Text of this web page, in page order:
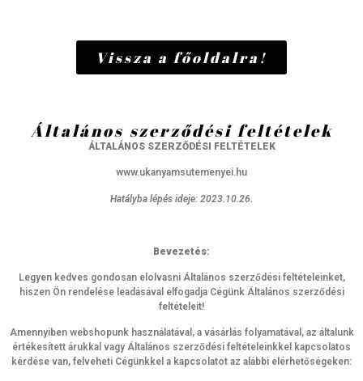
Vissza a főoldalra!
Általános szerződési feltételek
ÁLTALÁNOS SZERZŐDÉSI FELTÉTELEK
www.ukanyamsutemenyei.hu
Hatályba lépés ideje: 2023.10.26.
Bevezetés:
Legyen kedves gondosan elolvasni Általános szerződési feltételeinket,
hiszen Ön rendelése leadásával elfogadja Cégünk Általános szerződési
feltételeit!
Amennyiben webshopunk használatával, a vásárlás folyamatával, az általunk
értékesített árukkal vagy Általános szerződési feltételeinkkel kapcsolatos
kérdése van, felveheti Cégünkkel a kapcsolatot az alábbi elérhetőségeken: